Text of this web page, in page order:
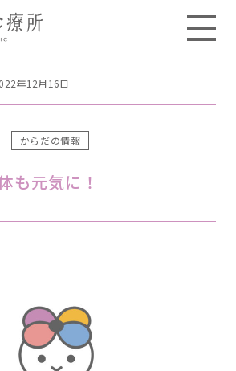
年12月16日
からだの情報
も元気に！